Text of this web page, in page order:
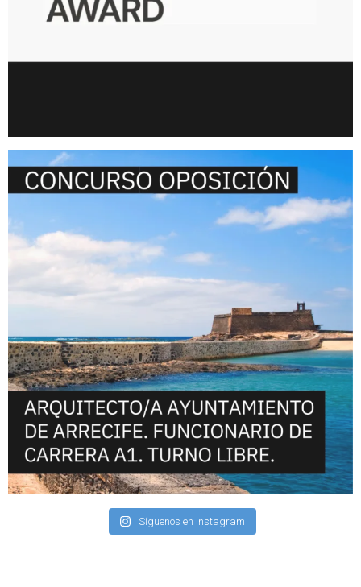
Síguenos en Instagram